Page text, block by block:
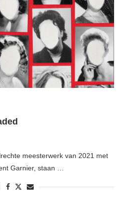
meesterwerk van 2021 met
Garnier, staan …